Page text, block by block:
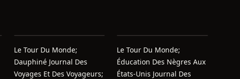
Le Tour Du Monde;
Dauphiné Journal Des
Voyages Et Des Voyageurs;
Le Tour Du Monde;
Éducation Des Nègres Aux
États-Unis Journal Des